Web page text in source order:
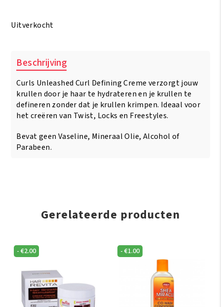
Uitverkocht
Beschrijving
Curls Unleashed Curl Defining Creme verzorgt jouw
krullen door je haar te hydrateren en je krullen te
defineren zonder dat je krullen krimpen. Ideaal voor
het creëren van Twist, Locks en Freestyles.
Bevat geen Vaseline, Mineraal Olie, Alcohol of
Parabeen.
Gerelateerde producten
-€2.00 -€1.00